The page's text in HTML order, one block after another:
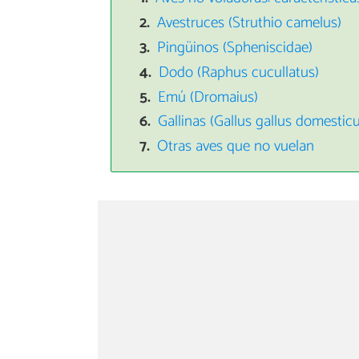
Avestruces (Struthio camelus)
Pingüinos (Spheniscidae)
Dodo (Raphus cucullatus)
Emú (Dromaius)
Gallinas (Gallus gallus
Otras aves que no vuelan